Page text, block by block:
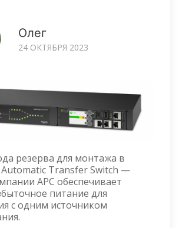
Олег
24 ОКТЯБРЯ 2023
резерва для монтажа в
Automatic Transfer Switch —
APC обеспечивает
питание для
с одним источником